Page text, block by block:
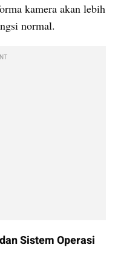
kamera akan lebih
normal.
Sistem Operasi